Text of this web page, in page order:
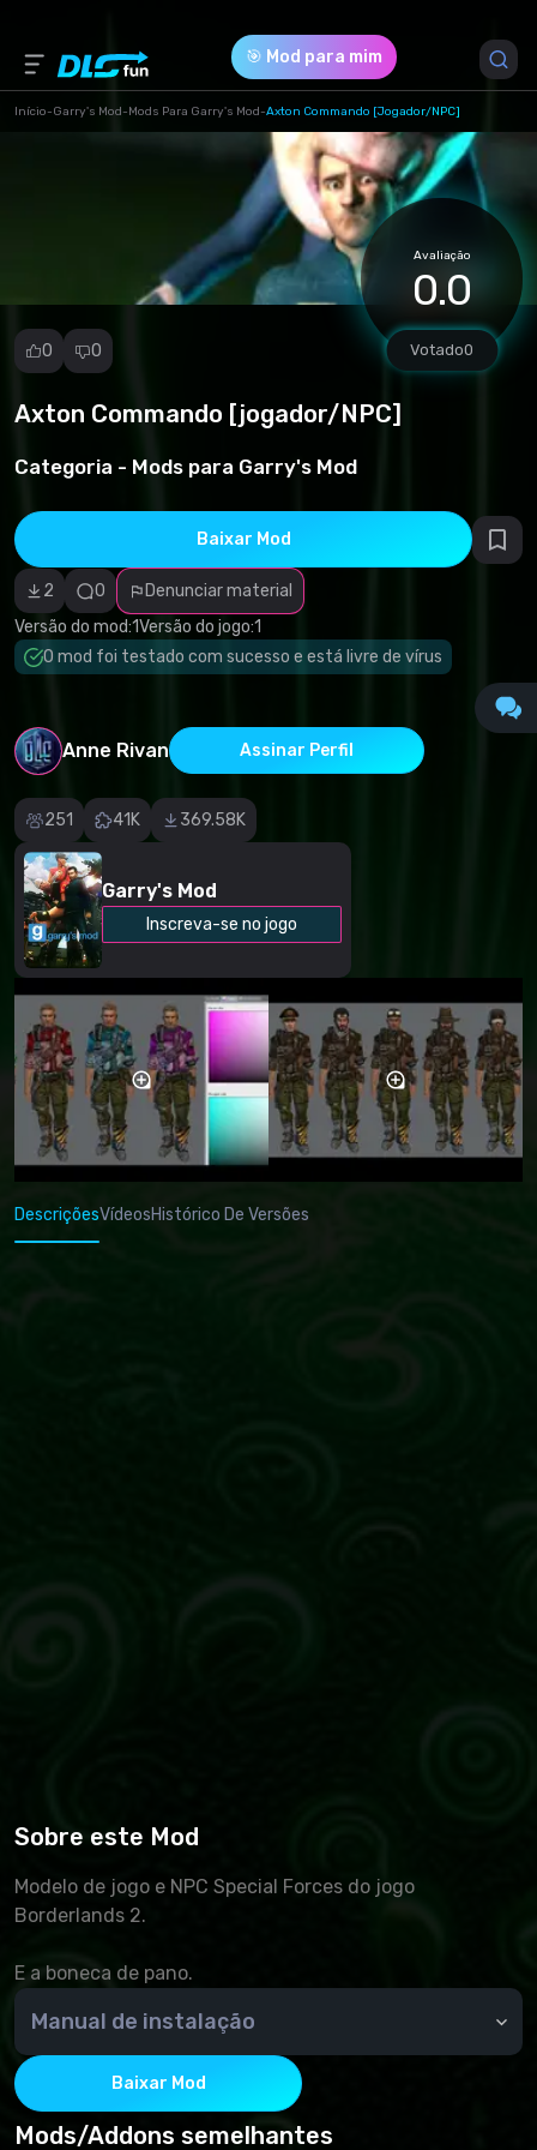
🎯 Mod para mim
Início-Garry's Mod-Mods Para Garry's Mod-Axton Commando [jogador/NPC]
Avaliação
0.0
Votado0
0 0
Axton Commando [jogador/NPC]
Categoria - Mods para Garry's Mod
Baixar Mod
2 0
Denunciar material
Versão do mod:1Versão do jogo:1
O mod foi testado com sucesso e está livre de vírus
Anne Rivan Assinar Perfil
251 41K 369.58K
Garry's Mod
Inscreva-se no jogo
Denunciar
incorreta
Software
malicioso/vírus
Conteúdo não
funcional
Descrição
DescriçõesVídeosHistórico De Versões
Sobre este Mod
Modelo de jogo e NPC Special Forces do jogo
Borderlands 2.
E a boneca de pano.
Manual de instalação
Licença:
Clique no botão Workshop, na guia que abre clique no
botão "Inscrever".
Pirata:
Baixar Mod
Mods/Addons semelhantes
1 (55edd345f85c1280ad95025307939442.zip)
Download (42.48 Mb)